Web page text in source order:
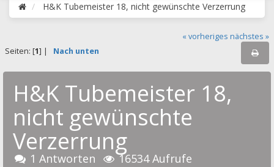
H&K Tubemeister 18, nicht gewünschte Verzerrung
« vorheriges nächstes »
Seiten: [1] | Nach unten
H&K Tubemeister 18,
nicht gewünschte
Verzerrung
1 Antworten 16534 Aufrufe